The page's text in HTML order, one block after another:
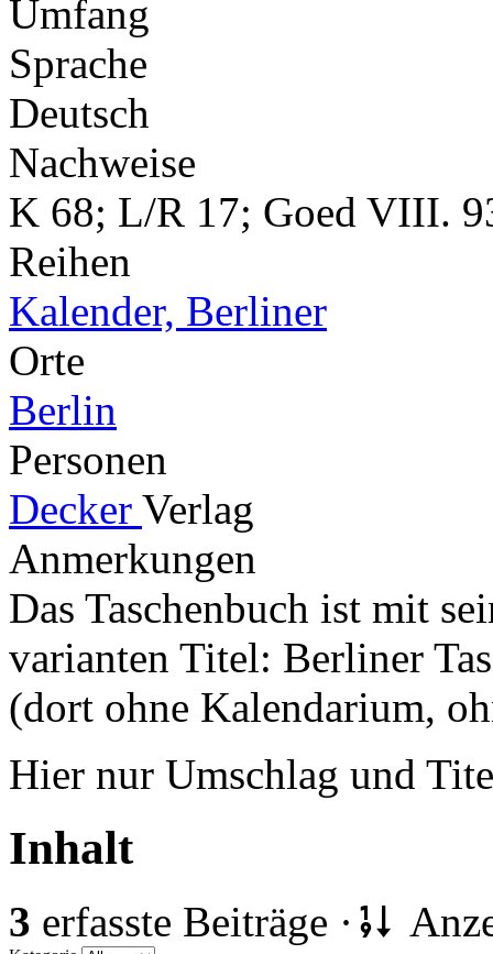
Umfang
Sprache
Deutsch
Nachweise
K 68; L/R 17; Goed VIII.
Reihen
Kalender, Berliner
Orte
Berlin
Personen
Decker Verlag
Anmerkungen
Das Taschenbuch ist mit
varianten Titel: Berliner
(dort ohne Kalendarium,
Hier nur Umschlag und
Inhalt
3 erfasste Beiträge ·